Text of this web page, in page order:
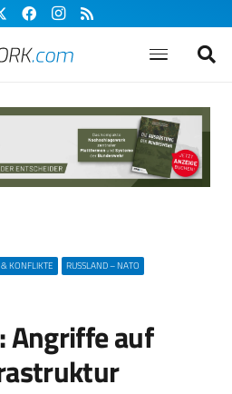
KONFLIKTE RUSSLAND – NATO
Angriffe auf